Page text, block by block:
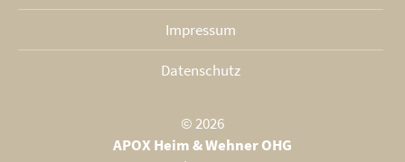
Impressum
Datenschutz
© 2026
APOX Heim & Wehner OHG